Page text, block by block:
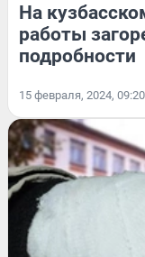
На
работы
подробности
15 февраля, 2024, 09:20